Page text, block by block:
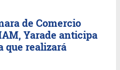
de Comercio
Yarade anticipa
que realizará